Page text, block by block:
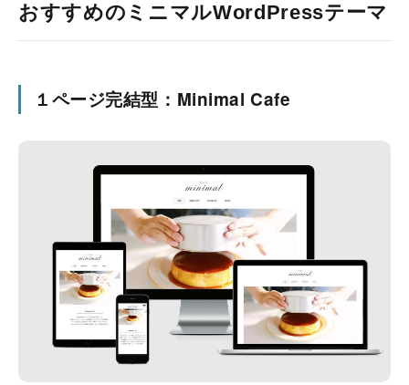
おすすめのミニマルWordPressテーマ
１ページ完結型：Minimal Cafe